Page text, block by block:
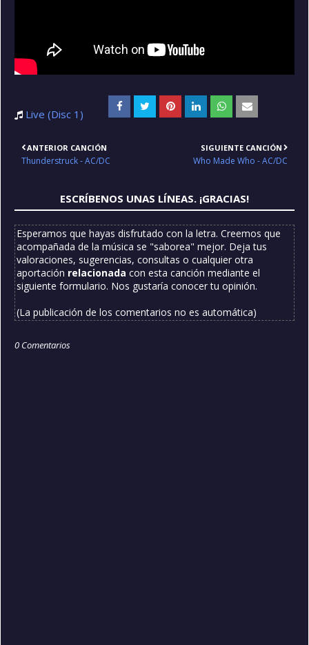
Live (Disc 1)
ANTERIOR CANCIÓN
Thunderstruck - AC/DC
SIGUIENTE CANCIÓN
Who Made Who - AC/DC
ESCRÍBENOS UNAS LÍNEAS. ¡GRACIAS!
Esperamos que hayas disfrutado con la letra. Creemos que
acompañada de la música se "saborea" mejor. Deja tus
valoraciones, sugerencias, consultas o cualquier otra
aportación relacionada con esta canción mediante el
siguiente formulario. Nos gustaría conocer tu opinión.
(La publicación de los comentarios no es automática)
0 Comentarios